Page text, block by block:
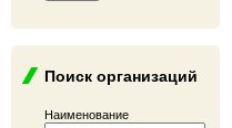
Поиск организаций
Наименование